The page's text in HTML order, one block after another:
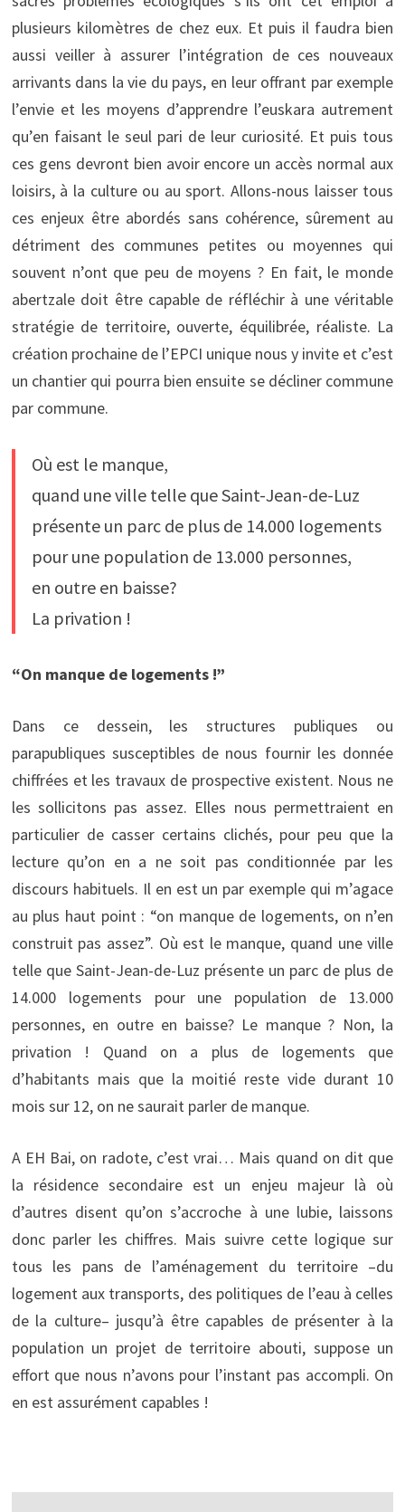
plusieurs kilomètres de chez eux. Et puis il faudra bien
aussi veiller à assurer l’intégration de ces nouveaux
arrivants dans la vie du pays, en leur offrant par exemple
l’envie et les moyens d’apprendre l’euskara autrement
qu’en faisant le seul pari de leur curiosité. Et puis tous
ces gens devront bien avoir encore un accès normal aux
loisirs, à la culture ou au sport. Allons-nous laisser tous
ces enjeux être abordés sans cohérence, sûrement au
détriment des communes petites ou moyennes qui
souvent n’ont que peu de moyens ? En fait, le monde
abertzale doit être capable de réfléchir à une véritable
stratégie de territoire, ouverte, équilibrée, réaliste. La
création prochaine de l’EPCI unique nous y invite et c’est
un chantier qui pourra bien ensuite se décliner commune
par commune.
Où est le manque,
quand une ville telle que Saint-Jean-de-Luz
présente un parc de plus de 14.000 logements
pour une population de 13.000 personnes,
en outre en baisse?
La privation !
“On manque de logements !”
Dans ce dessein, les structures publiques ou
parapubliques susceptibles de nous fournir les donnée
chiffrées et les travaux de prospective existent. Nous ne
les sollicitons pas assez. Elles nous permettraient en
particulier de casser certains clichés, pour peu que la
lecture qu’on en a ne soit pas conditionnée par les
discours habituels. Il en est un par exemple qui m’agace
au plus haut point : “on manque de logements, on n’en
construit pas assez”. Où est le manque, quand une ville
telle que Saint-Jean-de-Luz présente un parc de plus de
14.000 logements pour une population de 13.000
personnes, en outre en baisse? Le manque ? Non, la
privation ! Quand on a plus de logements que
d’habitants mais que la moitié reste vide durant 10
mois sur 12, on ne saurait parler de manque.
A EH Bai, on radote, c’est vrai… Mais quand on dit que
la résidence secondaire est un enjeu majeur là où
d’autres disent qu’on s’accroche à une lubie, laissons
donc parler les chiffres. Mais suivre cette logique sur
tous les pans de l’aménagement du territoire –du
logement aux transports, des politiques de l’eau à celles
de la culture– jusqu’à être capables de présenter à la
population un projet de territoire abouti, suppose un
effort que nous n’avons pour l’instant pas accompli. On
en est assurément capables !